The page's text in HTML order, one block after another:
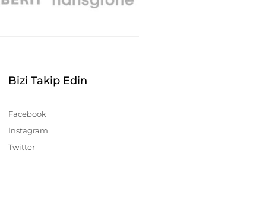
Bizi Takip Edin
Facebook
Instagram
Twitter